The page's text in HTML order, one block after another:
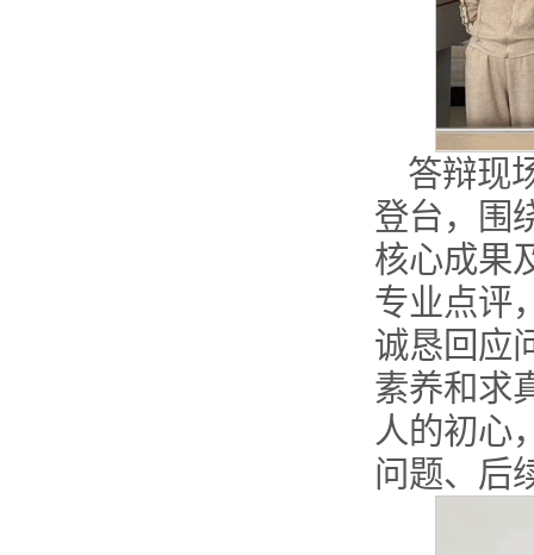
答辩现
登台，围
核心成果
专业点评
诚恳回应
素养和求
人的初心
问题、后